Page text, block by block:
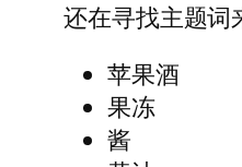
还在寻找主题词
苹果酒
果冻
酱